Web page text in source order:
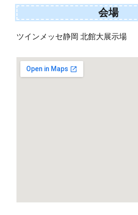
会場
ツインメッセ静岡 北館大展示場